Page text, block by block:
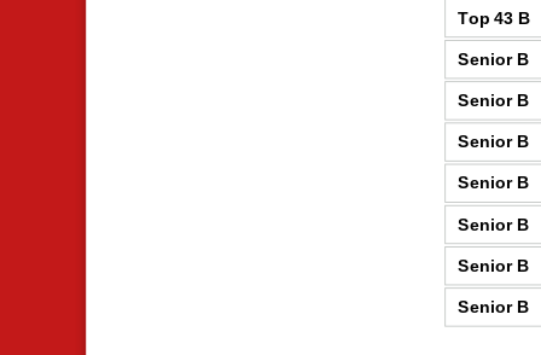
Top 43 B
Senior B
Senior B
Senior B
Senior B
Senior B
Senior B
Senior B